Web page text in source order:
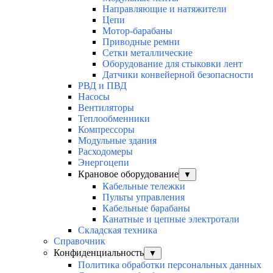
Направляющие и натяжители
Цепи
Мотор-барабаны
Приводные ремни
Сетки металлические
Оборудование для стыковки лент
Датчики конвейерной безопасности
РВД и ПВД
Насосы
Вентиляторы
Теплообменники
Компрессоры
Модульные здания
Расходомеры
Энергоцепи
Крановое оборудование
▼
Кабельные тележки
Пульты управления
Кабельные барабаны
Канатные и цепные электротали
Складская техника
Справочник
Конфиденциальность
▼
Политика обработки персональных данных